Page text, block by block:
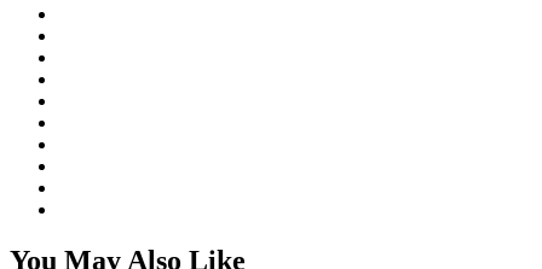
You May Also Like